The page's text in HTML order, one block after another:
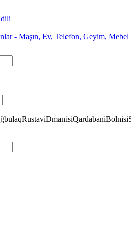
RustaviDmanisiQardabaniBolnisi